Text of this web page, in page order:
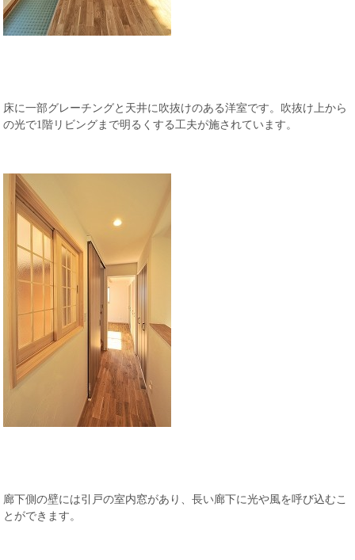
床に一部グレーチングと天井に吹抜けのある洋室です。吹抜け上から
の光で1階リビングまで明るくする工夫が施されています。
廊下側の壁には引戸の室内窓があり、長い廊下に光や風を呼び込むこ
とができます。